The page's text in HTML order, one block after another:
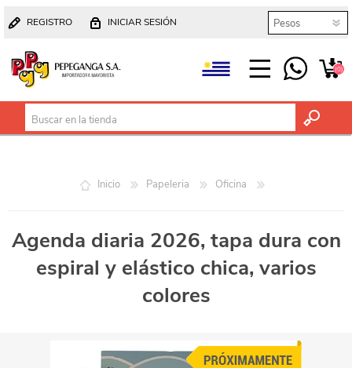
REGISTRO INICIAR SESIÓN
(0)
Inicio Papeleria Oficina
Agenda diaria 2026, tapa dura con
espiral y elástico chica, varios
colores